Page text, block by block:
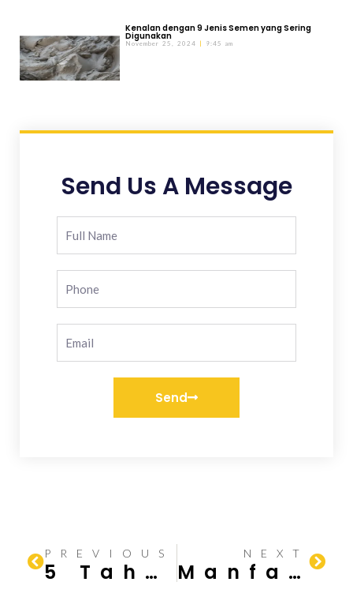
Kenalan dengan 9 Jenis Semen yang Sering
Digunakan
November 25, 2024 9:45 am
Send Us A Message
Send
PREVIOUS
5 Tahapan dalam Proses Fabrikasi Baja
NEXT
Manfaat dan Kelebihan Konstruksi Baja untuk Bangunan